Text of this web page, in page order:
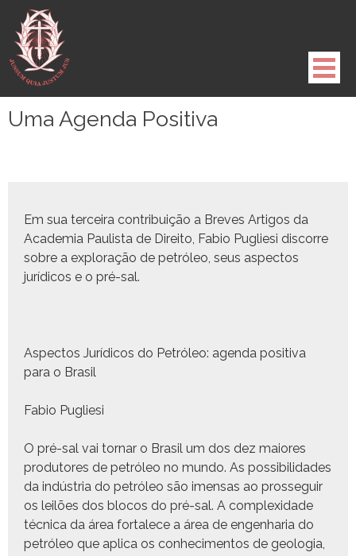
para
conteúdo
Uma Agenda Positiva
Em sua ter­ceira con­tribuição a Breves Arti­gos da
Acad­e­mia Paulista de Dire­ito, Fabio Pugliesi dis­corre
sobre a explo­ração de petróleo, seus aspec­tos
jurídi­cos e o pré-sal.
Aspec­tos Jurídi­cos do Petróleo: agen­da pos­i­ti­va
para o Brasil
Fabio Pugliesi
O pré-sal vai tornar o Brasil um dos dez maiores
pro­du­tores de petróleo no mun­do. As pos­si­bil­i­dades
da indús­tria do petróleo são imen­sas ao prosseguir
os leilões dos blo­cos do pré-sal. A com­plex­i­dade
téc­ni­ca da área for­t­alece a área de engen­haria do
petróleo que apli­ca os con­hec­i­men­tos de geolo­gia,